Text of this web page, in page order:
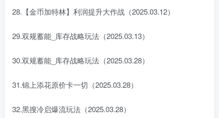
28.【金币加特林】利润提升大作战（2025.03.12）
29.双规蓄能_库存战略玩法（2025.03.13）
30.双规蓄能_库存战略玩法（2025.03.28）
31.锦上添花原价卡一切（2025.03.28）
32.黑搜冷启爆流玩法（2025.03.28）